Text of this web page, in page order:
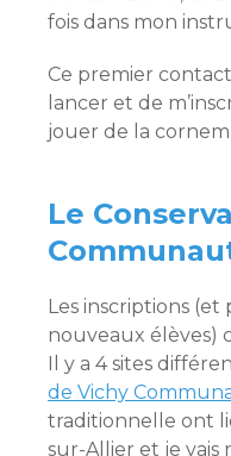
fois dans mon
Ce premier
lancer et de
jouer de la
Le
Les inscriptions
nouveaux élèves)
Il y a 4 sites
de Vichy
traditionnelle ont
sur-Allier et je vais